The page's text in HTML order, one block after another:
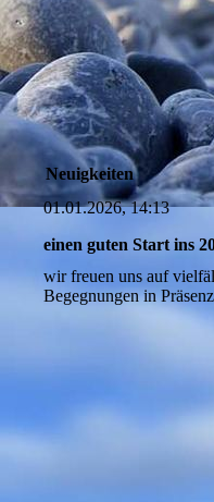
Neuigkeiten
01.01.2026, 14:13
einen guten Start ins
wir freuen uns auf
Begegnungen in